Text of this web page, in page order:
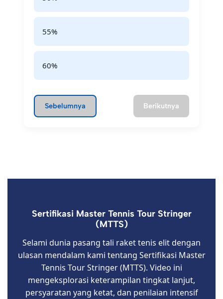
55%
60%
Sebelumnya Berikutnya
Sertifikasi Master Tennis Tour Stringer
(MTTS)
Selami dunia pasang tali raket tenis elit dengan
ulasan mendalam kami tentang Sertifikasi Master
Tennis Tour Stringer (MTTS). Video ini
mengeksplorasi keterampilan tingkat lanjut,
persyaratan yang ketat, dan penilaian intensif